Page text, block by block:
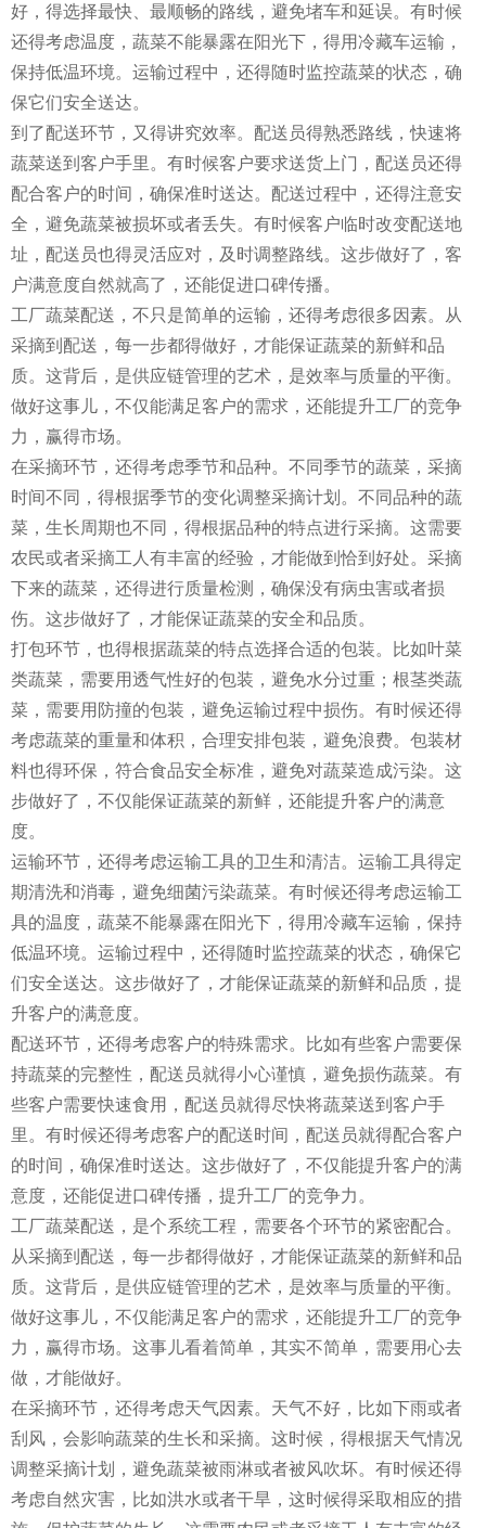
好，得选择最快、最顺畅的路线，避免堵车和延误。有时候
还得考虑温度，蔬菜不能暴露在阳光下，得用冷藏车运输，
保持低温环境。运输过程中，还得随时监控蔬菜的状态，确
保它们安全送达。
到了配送环节，又得讲究效率。配送员得熟悉路线，快速将
蔬菜送到客户手里。有时候客户要求送货上门，配送员还得
配合客户的时间，确保准时送达。配送过程中，还得注意安
全，避免蔬菜被损坏或者丢失。有时候客户临时改变配送地
址，配送员也得灵活应对，及时调整路线。这步做好了，客
户满意度自然就高了，还能促进口碑传播。
工厂蔬菜配送，不只是简单的运输，还得考虑很多因素。从
采摘到配送，每一步都得做好，才能保证蔬菜的新鲜和品
质。这背后，是供应链管理的艺术，是效率与质量的平衡。
做好这事儿，不仅能满足客户的需求，还能提升工厂的竞争
力，赢得市场。
在采摘环节，还得考虑季节和品种。不同季节的蔬菜，采摘
时间不同，得根据季节的变化调整采摘计划。不同品种的蔬
菜，生长周期也不同，得根据品种的特点进行采摘。这需要
农民或者采摘工人有丰富的经验，才能做到恰到好处。采摘
下来的蔬菜，还得进行质量检测，确保没有病虫害或者损
伤。这步做好了，才能保证蔬菜的安全和品质。
打包环节，也得根据蔬菜的特点选择合适的包装。比如叶菜
类蔬菜，需要用透气性好的包装，避免水分过重；根茎类蔬
菜，需要用防撞的包装，避免运输过程中损伤。有时候还得
考虑蔬菜的重量和体积，合理安排包装，避免浪费。包装材
料也得环保，符合食品安全标准，避免对蔬菜造成污染。这
步做好了，不仅能保证蔬菜的新鲜，还能提升客户的满意
度。
运输环节，还得考虑运输工具的卫生和清洁。运输工具得定
期清洗和消毒，避免细菌污染蔬菜。有时候还得考虑运输工
具的温度，蔬菜不能暴露在阳光下，得用冷藏车运输，保持
低温环境。运输过程中，还得随时监控蔬菜的状态，确保它
们安全送达。这步做好了，才能保证蔬菜的新鲜和品质，提
升客户的满意度。
配送环节，还得考虑客户的特殊需求。比如有些客户需要保
持蔬菜的完整性，配送员就得小心谨慎，避免损伤蔬菜。有
些客户需要快速食用，配送员就得尽快将蔬菜送到客户手
里。有时候还得考虑客户的配送时间，配送员就得配合客户
的时间，确保准时送达。这步做好了，不仅能提升客户的满
意度，还能促进口碑传播，提升工厂的竞争力。
工厂蔬菜配送，是个系统工程，需要各个环节的紧密配合。
从采摘到配送，每一步都得做好，才能保证蔬菜的新鲜和品
质。这背后，是供应链管理的艺术，是效率与质量的平衡。
做好这事儿，不仅能满足客户的需求，还能提升工厂的竞争
力，赢得市场。这事儿看着简单，其实不简单，需要用心去
做，才能做好。
在采摘环节，还得考虑天气因素。天气不好，比如下雨或者
刮风，会影响蔬菜的生长和采摘。这时候，得根据天气情况
调整采摘计划，避免蔬菜被雨淋或者被风吹坏。有时候还得
考虑自然灾害，比如洪水或者干旱，这时候得采取相应的措